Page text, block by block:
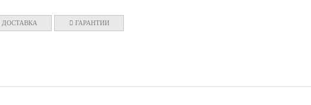
ДОСТАВКА ГАРАНТИИ